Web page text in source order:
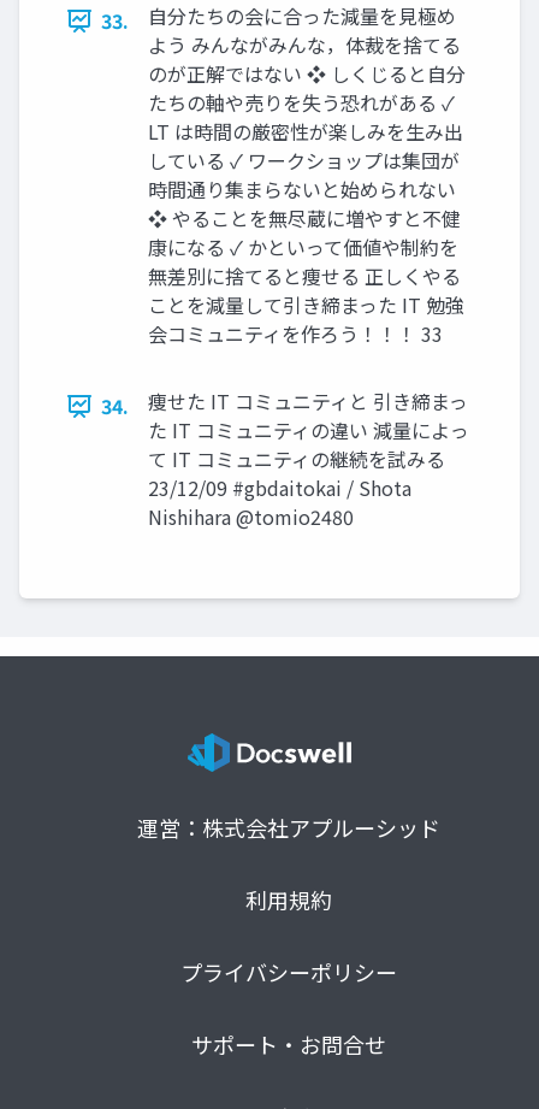
33.
自分たちの会に合った減量を見極め
よう みんながみんな，体裁を捨てる
のが正解ではない ❖ しくじると自分
たちの軸や売りを失う恐れがある ✓
LT は時間の厳密性が楽しみを生み出
している ✓ ワークショップは集団が
時間通り集まらないと始められない
❖ やることを無尽蔵に増やすと不健
康になる ✓ かといって価値や制約を
無差別に捨てると痩せる 正しくやる
ことを減量して引き締まった IT 勉強
会コミュニティを作ろう！！！ 33
34.
痩せた IT コミュニティと 引き締まっ
た IT コミュニティの違い 減量によっ
て IT コミュニティの継続を試みる
23/12/09 #gbdaitokai / Shota
Nishihara @tomio2480
運営：株式会社アプルーシッド
利用規約
プライバシーポリシー
サポート・お問合せ